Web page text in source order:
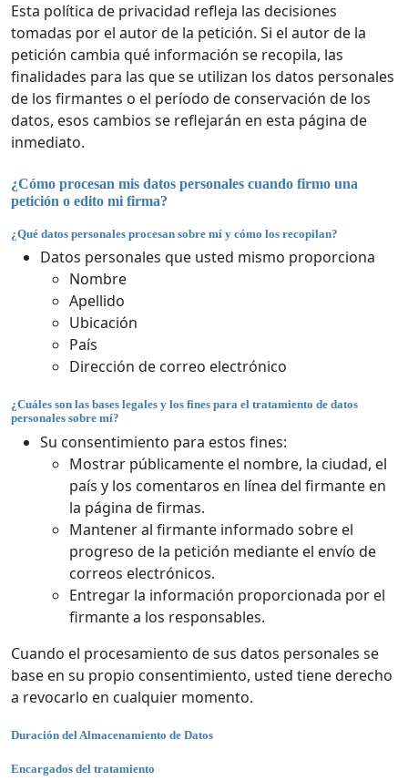
Esta política de privacidad refleja las decisiones
tomadas por el autor de la petición. Si el autor de la
petición cambia qué información se recopila, las
finalidades para las que se utilizan los datos personales
de los firmantes o el período de conservación de los
datos, esos cambios se reflejarán en esta página de
inmediato.
¿Cómo procesan mis datos personales cuando firmo una
petición o edito mi firma?
¿Qué datos personales procesan sobre mí y cómo los recopilan?
Datos personales que usted mismo proporciona
Nombre
Apellido
Ubicación
País
Dirección de correo electrónico
¿Cuáles son las bases legales y los fines para el tratamiento de datos
personales sobre mí?
Su consentimiento para estos fines:
Mostrar públicamente el nombre, la ciudad, el
país y los comentaros en línea del firmante en
la página de firmas.
Mantener al firmante informado sobre el
progreso de la petición mediante el envío de
correos electrónicos.
Entregar la información proporcionada por el
firmante a los responsables.
Cuando el procesamiento de sus datos personales se
base en su propio consentimiento, usted tiene derecho
a revocarlo en cualquier momento.
Duración del Almacenamiento de Datos
Encargados del tratamiento